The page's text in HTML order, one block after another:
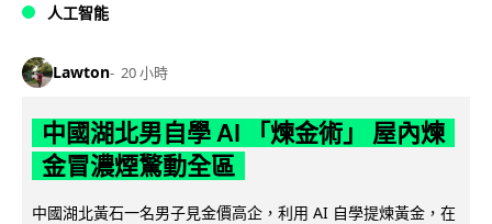
人工智能
Lawton 20 小時
中國湖北男自學 AI 「煉金術」 屋內煉
金冒濃煙驚動全區
中國湖北黃石一名男子見金價高企，利用 AI 自學提煉黃金，在